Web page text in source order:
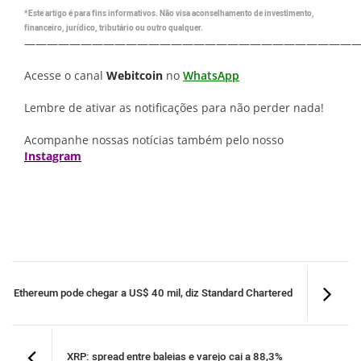
*Este artigo é para fins informativos. Não visa aconselhamento de investimento,
financeiro, jurídico, tributário ou outro qualquer.
Acesse o canal Webitcoin no WhatsApp
Lembre de ativar as notificações para não perder nada!
Acompanhe nossas notícias também pelo nosso
Instagram
Ethereum pode chegar a US$ 40 mil, diz Standard Chartered
XRP: spread entre baleias e varejo cai a 88,3%